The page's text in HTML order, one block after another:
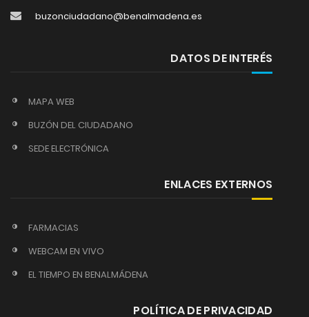
buzonciudadano@benalmadena.es
DATOS DE INTERÉS
MAPA WEB
BUZÓN DEL CIUDADANO
SEDE ELECTRÓNICA
ENLACES EXTERNOS
FARMACIAS
WEBCAM EN VIVO
EL TIEMPO EN BENALMÁDENA
POLÍTICA DE PRIVACIDAD